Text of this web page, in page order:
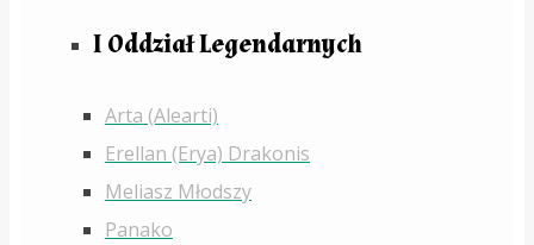
I Oddział Legendarnych
Arta (Alearti)
Erellan (Erya) Drakonis
Meliasz Młodszy
Panako